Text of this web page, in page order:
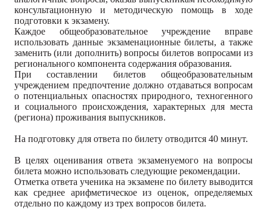
консультационную и методическую помощь в ходе
подготовки к экзамену.
Каждое общеобразовательное учреждение вправе
использовать данные экзаменационные билеты, а также
заменить (или дополнить) вопросы билетов вопросами из
регионального компонента содержания образования.
При составлении билетов общеобразовательным
учреждением предпочтение должно отдаваться вопросам
о потенциальных опасностях природного, техногенного
и социального происхождения, характерных для места
(региона) проживания выпускников.
На подготовку для ответа по билету отводится 40 минут.
В целях оценивания ответа экзаменуемого на вопросы
билета можно использовать следующие рекомендации.
Отметка ответа ученика на экзамене по билету выводится
как среднее арифметическое из оценок, определяемых
отдельно по каждому из трех вопросов билета.